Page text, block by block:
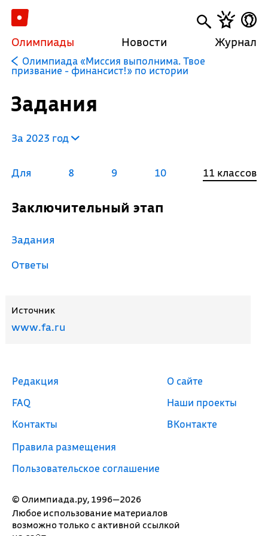
Олимпиады Новости Журнал
Олимпиада «Миссия выполнима. Твое
призвание - финансист!» по истории
Задания
За 2023 год
Для 8 9 10 11 классов
Заключительный этап
Задания
Ответы
Источник
www.fa.ru
© Олимпиада.ру, 1996—2026
Любое использование материалов
возможно только с активной ссылкой
Редакция
FAQ
Контакты
Правила размещения
Пользовательское соглашение
О сайте
Наши проекты
ВКонтакте